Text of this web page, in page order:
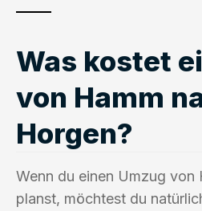
Was kostet
von Hamm
Horgen?
Wenn du einen Umzug von
planst, möchtest du